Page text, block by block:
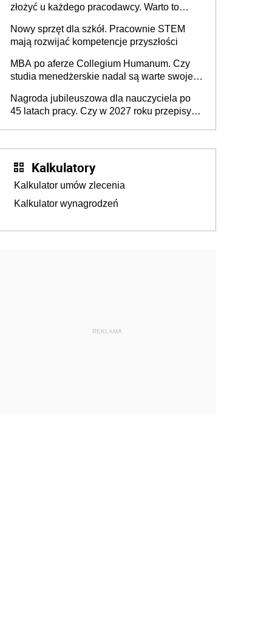
złożyć u każdego pracodawcy. Warto to
szkolnego 2026/2027
Nowy sprzęt dla szkół. Pracownie STEM
mają rozwijać kompetencje przyszłości
MBA po aferze Collegium Humanum. Czy
studia menedżerskie nadal są warte swojej
Nagroda jubileuszowa dla nauczyciela po
45 latach pracy. Czy w 2027 roku przepisy
Kalkulatory
Kalkulator umów zlecenia
Kalkulator wynagrodzeń
REKLAMA